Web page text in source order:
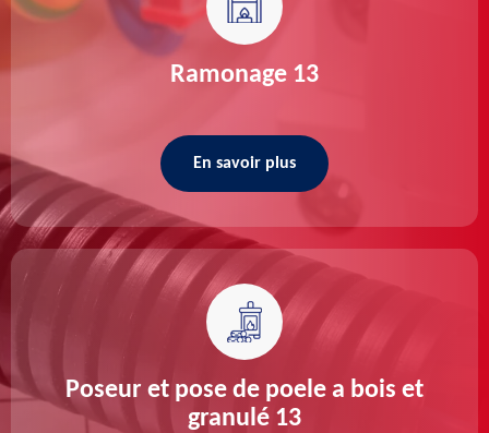
Ramonage 13
En savoir plus
Poseur et pose de poele a bois et
granulé 13